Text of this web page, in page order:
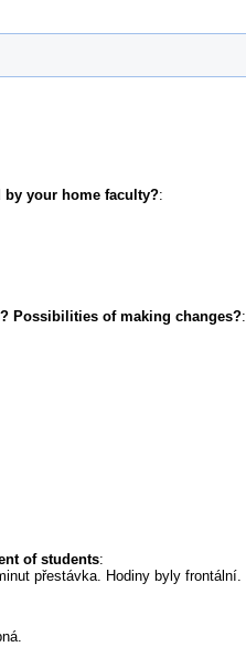
by your home faculty?:
Possibilities of making changes?:
of students:
přestávka. Hodiny byly frontální.